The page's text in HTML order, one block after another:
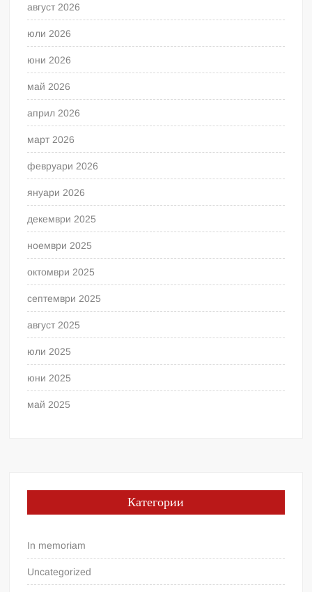
август 2026
юли 2026
юни 2026
май 2026
април 2026
март 2026
февруари 2026
януари 2026
декември 2025
ноември 2025
октомври 2025
септември 2025
август 2025
юли 2025
юни 2025
май 2025
Категории
In memoriam
Uncategorized